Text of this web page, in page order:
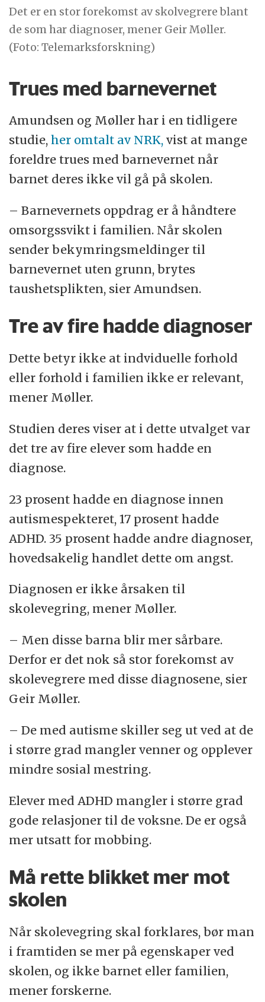
Det er en stor forekomst av skolvegrere blant
de som har diagnoser, mener Geir Møller.
(Foto: Telemarksforskning)
Trues med barnevernet
Amundsen og Møller har i en tidligere
studie,her omtalt av NRK,vist at mange
foreldre trues med barnevernet når
barnet deres ikke vil gå på skolen.
– Barnevernets oppdrag er å håndtere
omsorgssvikt i familien. Når skolen
sender bekymringsmeldinger til
barnevernet uten grunn, brytes
taushetsplikten, sier Amundsen.
Tre av fire hadde diagnoser
Dette betyr ikke at indviduelle forhold
eller forhold i familien ikke er relevant,
mener Møller.
Studien deres viser at i dette utvalget var
det tre av fire elever som hadde en
diagnose.
23 prosent hadde en diagnose innen
autismespekteret, 17 prosent hadde
ADHD. 35 prosent hadde andre diagnoser,
hovedsakelig handlet dette om angst.
Diagnosen er ikke årsaken til
skolevegring, mener Møller.
– Men disse barna blir mer sårbare.
Derfor er det nok så stor forekomst av
skolevegrere med disse diagnosene, sier
Geir Møller.
– De med autisme skiller seg ut ved at de
i større grad mangler venner og opplever
mindre sosial mestring.
Elever med ADHD mangler i større grad
gode relasjoner til de voksne. De er også
mer utsatt for mobbing.
Må rette blikket mer mot
skolen
Når skolevegring skal forklares, bør man
i framtiden se mer på egenskaper ved
skolen, og ikke barnet eller familien,
mener forskerne.